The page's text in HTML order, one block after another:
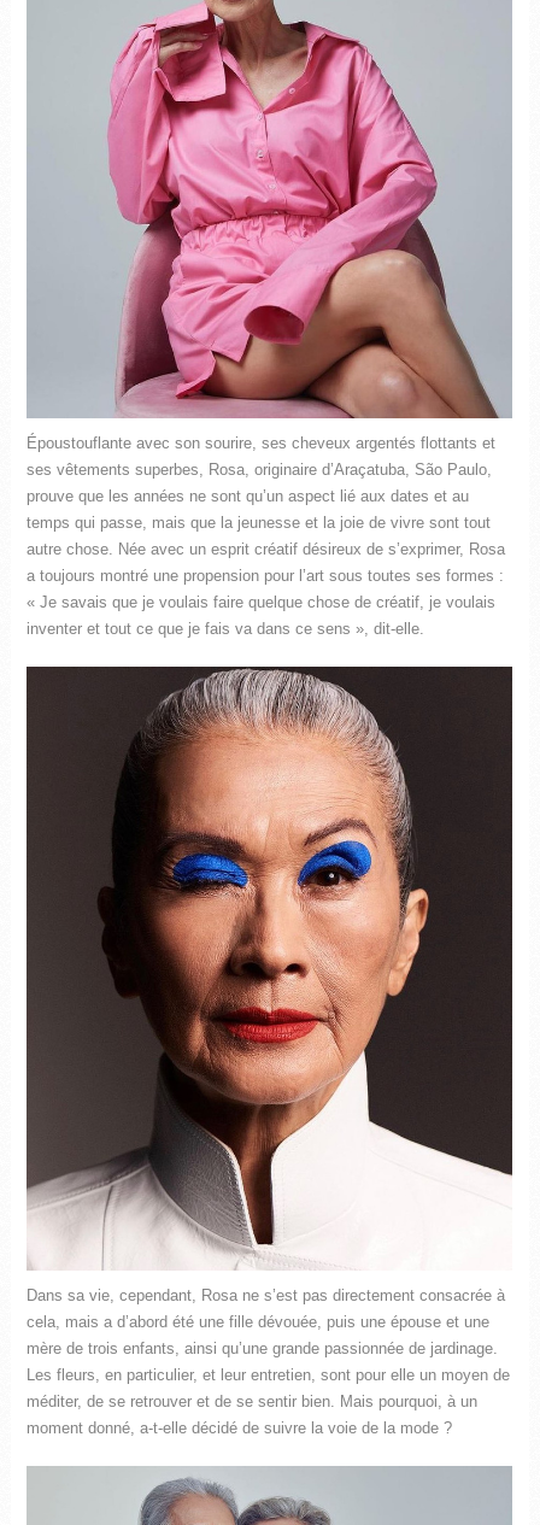
Époustouflante avec son sourire, ses cheveux argentés flottants et
ses vêtements superbes, Rosa, originaire d’Araçatuba, São Paulo,
prouve que les années ne sont qu’un aspect lié aux dates et au
temps qui passe, mais que la jeunesse et la joie de vivre sont tout
autre chose. Née avec un esprit créatif désireux de s’exprimer, Rosa
a toujours montré une propension pour l’art sous toutes ses formes :
« Je savais que je voulais faire quelque chose de créatif, je voulais
inventer et tout ce que je fais va dans ce sens », dit-elle.
Dans sa vie, cependant, Rosa ne s’est pas directement consacrée à
cela, mais a d’abord été une fille dévouée, puis une épouse et une
mère de trois enfants, ainsi qu’une grande passionnée de jardinage.
Les fleurs, en particulier, et leur entretien, sont pour elle un moyen de
méditer, de se retrouver et de se sentir bien. Mais pourquoi, à un
moment donné, a-t-elle décidé de suivre la voie de la mode ?